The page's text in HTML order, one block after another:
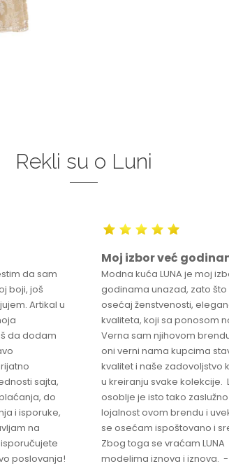
Rekli su o Luni
da sam
boji, još
Artikal u
da dodam
sajta,
do
i isporuke,
na
poslovanja!
Moj izbor već
Modna kuća LUNA je moj
godinama unazad, zato što
osećaj ženstvenosti,
kvaliteta, koji sa ponosom
Verna sam njihovom
oni verni nama kupcima
kvalitet i naše zadovoljstvo
u kreiranju svake kolekcije.
osoblje je isto tako
lojalnost ovom brendu i
se osećam ispoštovano i
Zbog toga se vraćam LUNA
modelima iznova i iznova.